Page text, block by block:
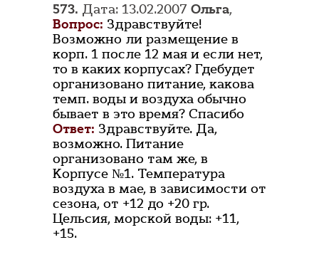
573. Дата: 13.02.2007 Ольга,
Вопрос: Здравствуйте!
Возможно ли размещение в
корп. 1 после 12 мая и если нет,
то в каких корпусах? Гдебудет
организовано питание, какова
темп. воды и воздуха обычно
бывает в это время? Спасибо
Ответ: Здравствуйте. Да,
возможно. Питание
организовано там же, в
Корпусе №1. Температура
воздуха в мае, в зависимости от
сезона, от +12 до +20 гр.
Цельсия, морской воды: +11,
+15.